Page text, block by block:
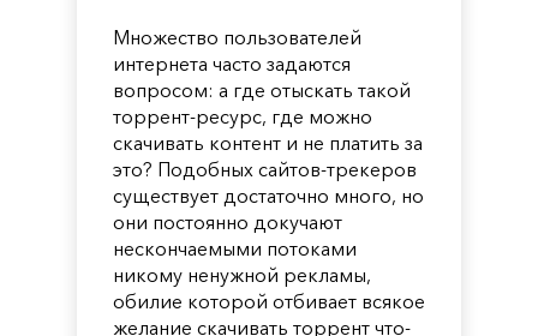
Множество пользователей
интернета часто задаются
вопросом: а где отыскать такой
торрент-ресурс, где можно
скачивать контент и не платить за
это? Подобных сайтов-трекеров
существует достаточно много, но
они постоянно докучают
нескончаемыми потоками
никому ненужной рекламы,
обилие которой отбивает всякое
желание скачивать торрент что-